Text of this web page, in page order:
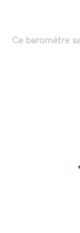
Ce baromètre